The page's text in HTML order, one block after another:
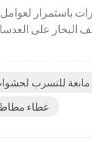
باستمرار لعوامل
على
مانعة للتسرب
غطاء